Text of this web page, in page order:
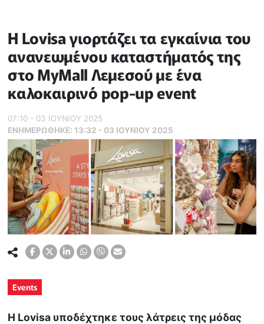
Η Lovisa γιορτάζει τα εγκαίνια του
ανανεωμένου καταστήματός της
στο MyMall Λεμεσού με ένα
καλοκαιρινό pop-up event
07:10 - 03 ΙΟΥΝΙΟΥ 2025
ΕΝΗΜΕΡΏΘΗΚΕ: 13:32 - 03 ΙΟΥΝΙΟΥ 2025
Events
Η Lovisa υποδέχτηκε τους λάτρεις της μόδας